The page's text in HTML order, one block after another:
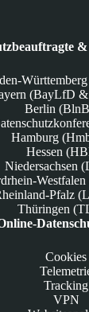
(BayLfD
Berlin
Hamburg
Hessen
Niedersachsen
Pfalz
Thüringen
Cookies
Tracking
VPN